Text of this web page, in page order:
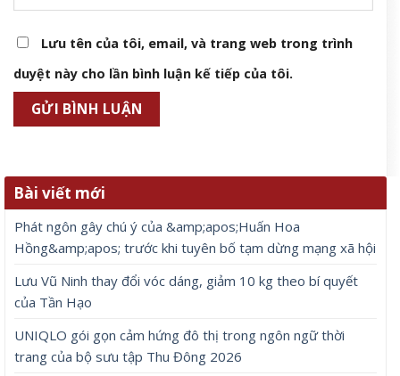
Lưu tên của tôi, email, và trang web trong trình
duyệt này cho lần bình luận kế tiếp của tôi.
Bài viết mới
Phát ngôn gây chú ý của &amp;apos;Huấn Hoa
Hồng&amp;apos; trước khi tuyên bố tạm dừng mạng xã hội
Lưu Vũ Ninh thay đổi vóc dáng, giảm 10 kg theo bí quyết
của Tần Hạo
UNIQLO gói gọn cảm hứng đô thị trong ngôn ngữ thời
trang của bộ sưu tập Thu Đông 2026